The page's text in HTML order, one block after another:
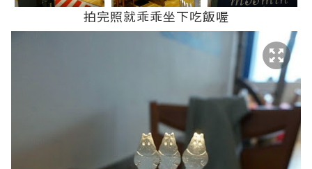
拍完照就乖乖坐下吃飯喔